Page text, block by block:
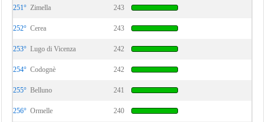
251° Zimella 243
252° Cerea 243
253° Lugo di Vicenza 242
254° Codognè 242
255° Belluno 241
256° Ormelle 240